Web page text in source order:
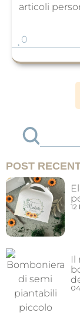
articoli
aggiungere
evento
battesimo
0
POST
Il